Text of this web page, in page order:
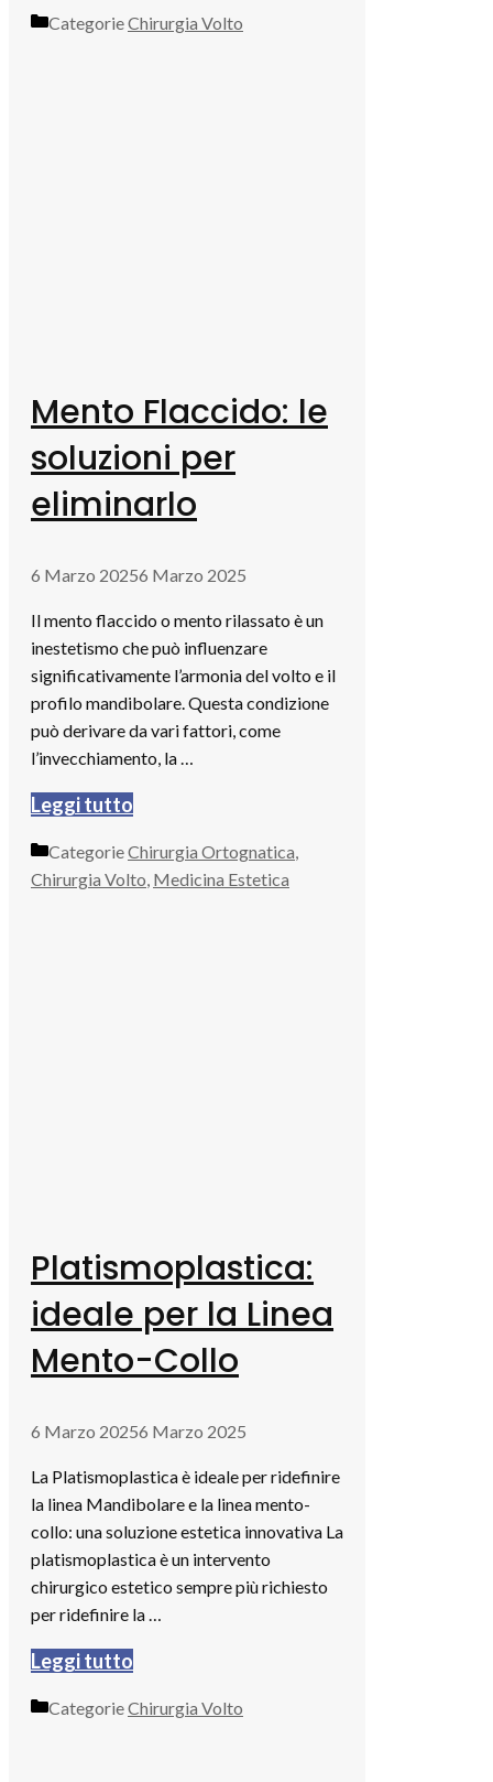
CategorieChirurgia Volto
Mento Flaccido: le
soluzioni per
eliminarlo
6 Marzo 20256 Marzo 2025
Il mento flaccido o mento rilassato è un
inestetismo che può influenzare
significativamente l’armonia del volto e il
profilo mandibolare. Questa condizione
può derivare da vari fattori, come
l’invecchiamento, la …
Leggi tutto
CategorieChirurgia Ortognatica,
Chirurgia Volto, Medicina Estetica
Platismoplastica:
ideale per la Linea
Mento-Collo
6 Marzo 20256 Marzo 2025
La Platismoplastica è ideale per ridefinire
la linea Mandibolare e la linea mento-
collo: una soluzione estetica innovativa La
platismoplastica è un intervento
chirurgico estetico sempre più richiesto
per ridefinire la …
Leggi tutto
CategorieChirurgia Volto